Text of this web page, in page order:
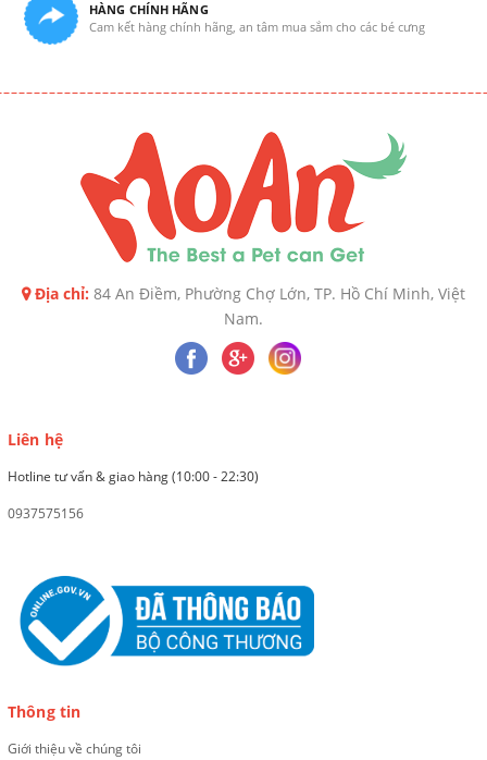
HÀNG CHÍNH HÃNG
Cam kết hàng chính hãng, an tâm mua sắm cho các bé cưng
Địa chỉ: 84 An Điềm, Phường Chợ Lớn, TP. Hồ Chí Minh, Việt
Nam.
Liên hệ
Hotline tư vấn & giao hàng (10:00 - 22:30)
0937575156
Thông tin
Giới thiệu về chúng tôi